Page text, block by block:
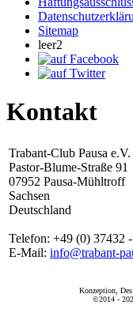
Sitemap
leer2
Kontakt
Trabant-Club Pausa e.V.
Pastor-Blume-Straße 91
07952 Pausa-Mühltroff
Sachsen
Deutschland
Telefon: +49 (0) 37432
E-Mail: info@trabant-
Konzeption,
©2014 -